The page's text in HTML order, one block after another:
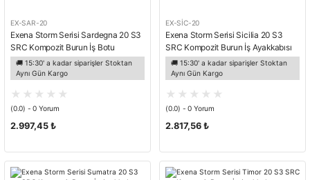
EX-SAR-20
Exena Storm Serisi Sardegna 20 S3
SRC Kompozit Burun İş Botu
🚚 15:30' a kadar siparişler Stoktan
Aynı Gün Kargo
(0.0) - 0 Yorum
2.997,45 ₺
EX-SİC-20
Exena Storm Serisi Sicilia 20 S3
SRC Kompozit Burun İş Ayakkabısı
🚚 15:30' a kadar siparişler Stoktan
Aynı Gün Kargo
(0.0) - 0 Yorum
2.817,56 ₺